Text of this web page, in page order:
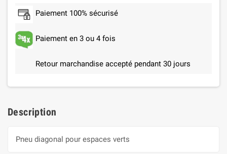
Paiement 100% sécurisé
Paiement en 3 ou 4 fois
Retour marchandise accepté pendant 30 jours
Description
Pneu diagonal pour espaces verts